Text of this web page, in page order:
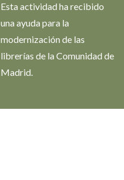
Esta actividad ha recibido
una ayuda para la
modernización de las
librerías de la Comunidad de
Madrid.